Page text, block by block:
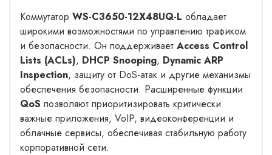
Коммутатор WS-C3650-12X48UQ-L обладает
широкими возможностями по управлению трафиком
и безопасности. Он поддерживает Access Control
Lists (ACLs), DHCP Snooping, Dynamic ARP
Inspection, защиту от DoS-атак и другие механизмы
обеспечения безопасности. Расширенные функции
QoS позволяют приоритизировать критически
важные приложения, VoIP, видеоконференции и
облачные сервисы, обеспечивая стабильную работу
корпоративной сети.